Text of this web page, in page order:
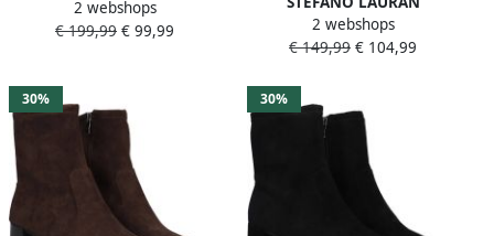
Enkellaarsjes Dames 010-
292 Maat: 41 Materiaal:
2 webshops
€ 199,99 € 99,99
Enkellaarsjes Dames 25354
Maat: 39 Materiaal: Suède
2 webshops
€ 149,99 € 104,99
30% 30%